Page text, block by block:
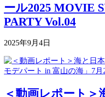
ール2025 MOVIE
PARTY Vol.04
2025年9月4日
＜動画レポート＞